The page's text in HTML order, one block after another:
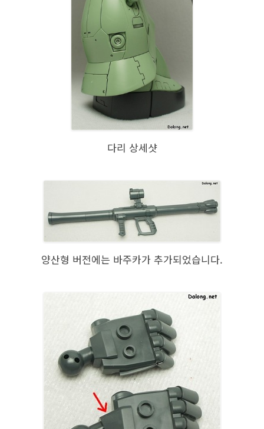
다리 상세샷
양산형 버전에는 바주카가 추가되었습니다.